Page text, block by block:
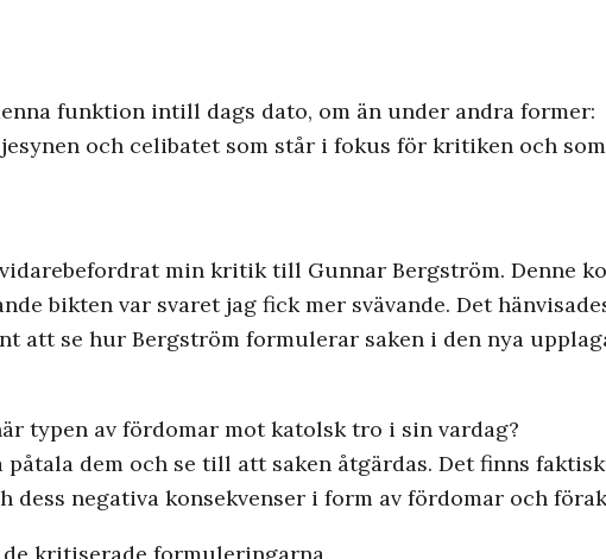
funktion intill dags dato, om än under andra former:
och celibatet som står i fokus för kritiken och
min kritik till Gunnar Bergström. Denne
bikten var svaret jag fick mer svävande. Det
att se hur Bergström formulerar saken i den nya
typen av fördomar mot katolsk tro i sin vardag?
dem och se till att saken åtgärdas. Det finns
negativa konsekvenser i form av fördomar och